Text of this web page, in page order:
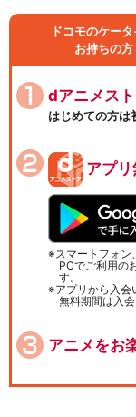
ドコモのケー
お持ちの方
dアニメス
はじめての方は
アプ
スマートフォン
PCでご利用の
す。
アプリから入
無料期間は入
アニメをお